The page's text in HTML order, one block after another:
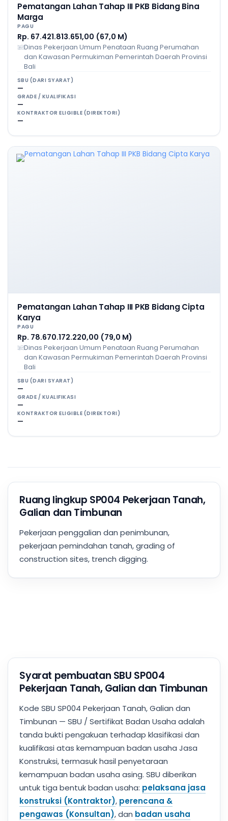
Pematangan Lahan Tahap III PKB Bidang Bina
Marga
PAGU
Rp. 67.421.813.651,00 (67,0 M)
Dinas Pekerjaan Umum Penataan Ruang Perumahan
dan Kawasan Permukiman Pemerintah Daerah Provinsi
Bali
SBU (DARI SYARAT)
—
GRADE / KUALIFIKASI
—
KONTRAKTOR ELIGIBLE (DIREKTORI)
—
Pematangan Lahan Tahap III PKB Bidang Cipta
Karya
PAGU
Rp. 78.670.172.220,00 (79,0 M)
Dinas Pekerjaan Umum Penataan Ruang Perumahan
dan Kawasan Permukiman Pemerintah Daerah Provinsi
Bali
SBU (DARI SYARAT)
—
GRADE / KUALIFIKASI
—
KONTRAKTOR ELIGIBLE (DIREKTORI)
—
Ruang lingkup SP004 Pekerjaan Tanah,
Galian dan Timbunan
Pekerjaan penggalian dan penimbunan,
pekerjaan pemindahan tanah, grading of
construction sites, trench digging.
Syarat pembuatan SBU SP004
Pekerjaan Tanah, Galian dan Timbunan
Kode SBU SP004 Pekerjaan Tanah, Galian dan
Timbunan — SBU / Sertifikat Badan Usaha adalah
tanda bukti pengakuan terhadap klasifikasi dan
kualifikasi atas kemampuan badan usaha Jasa
Konstruksi, termasuk hasil penyetaraan
kemampuan badan usaha asing. SBU diberikan
untuk tiga bentuk badan usaha: pelaksana jasa
konstruksi (Kontraktor), perencana &
pengawas (Konsultan), dan badan usaha